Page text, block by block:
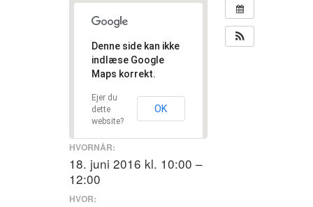
Denne side kan ikke
indlæse Google
Maps korrekt.
Ejer du
dette
website?
OK
HVORNÅR:
18. juni 2016 kl. 10:00 –
12:00
HVOR: